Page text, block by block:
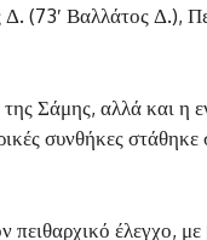
(73′ Βαλλάτος Δ.),
Σάμης, αλλά και η
συνθήκες στάθηκε
πειθαρχικό έλεγχο,